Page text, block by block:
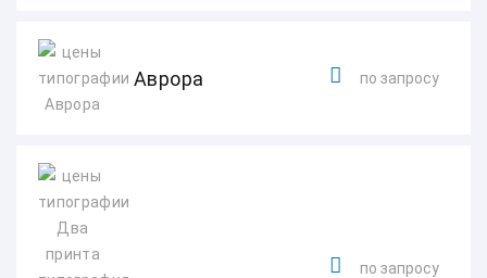
Аврора по запросу
по запросу